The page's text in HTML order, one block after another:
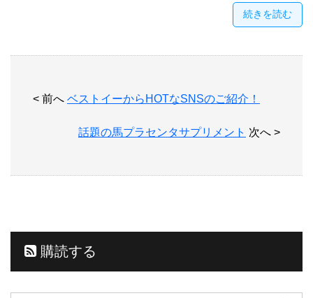
続きを読む
< 前へ ベストイーからHOTなSNSのご紹介！
話題の馬プラセンタサプリメント 次へ >
購読する